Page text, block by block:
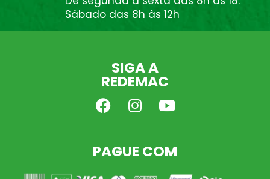
Sábado das 8h às 12h
SIGA A
REDEMAC
PAGUE COM